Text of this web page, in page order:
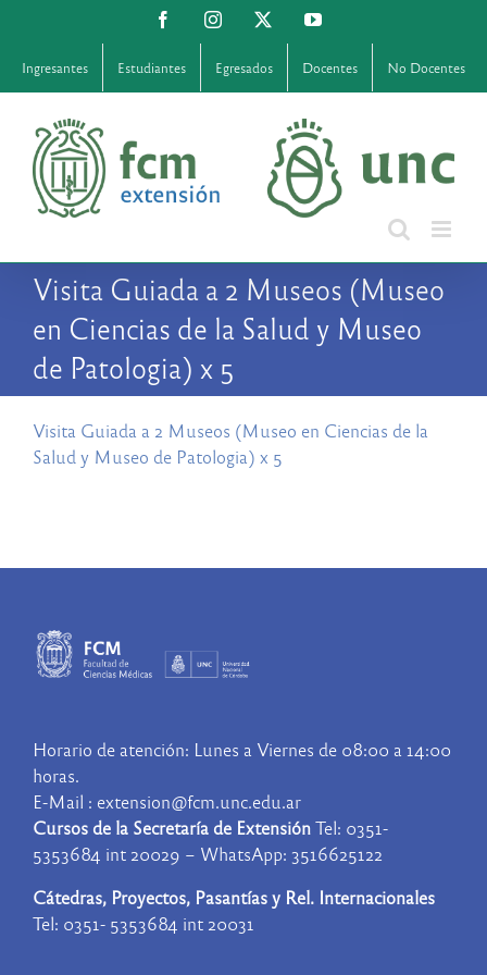
contenido
FacebookInstagram YouTube
Ingresantes Estudiantes Egresados Docentes No Docentes
Visita Guiada a 2 Museos (Museo
en Ciencias de la Salud y Museo
de Patologia) x 5
Visita Guiada a 2 Museos (Museo en Ciencias de la
Salud y Museo de Patologia) x 5
Horario de atención: Lunes a Viernes de 08:00 a 14:00
horas.
E-Mail : extension@fcm.unc.edu.ar
Cursos de la Secretaría de ExtensiónTel: 0351-
5353684 int 20029 – WhatsApp: 3516625122
Cátedras, Proyectos, Pasantías y Rel. Internacionales
Tel: 0351- 5353684 int 20031